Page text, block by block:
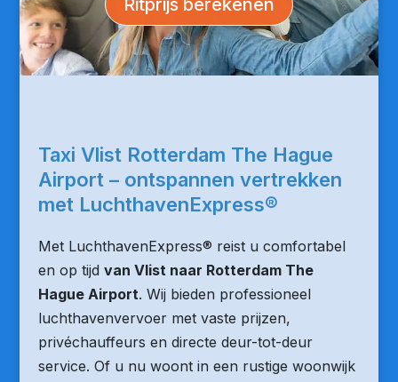
Taxi Vlist Rotterdam The Hague
Airport – ontspannen vertrekken
met LuchthavenExpress®
Met LuchthavenExpress® reist u comfortabel
en op tijd van Vlist naar Rotterdam The
Hague Airport. Wij bieden professioneel
luchthavenvervoer met vaste prijzen,
privéchauffeurs en directe deur-tot-deur
service. Of u nu woont in een rustige woonwijk